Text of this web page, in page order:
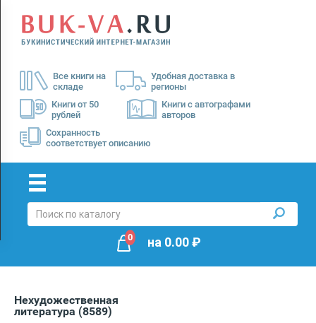
Все книги на
складе
Удобная доставка в
регионы
Книги от 50
рублей
Книги с автографами
авторов
Сохранность
соответствует описанию
Menu
Доставка
Оплата
0 на 0.00₽
Нехудожественная
литература (8589)